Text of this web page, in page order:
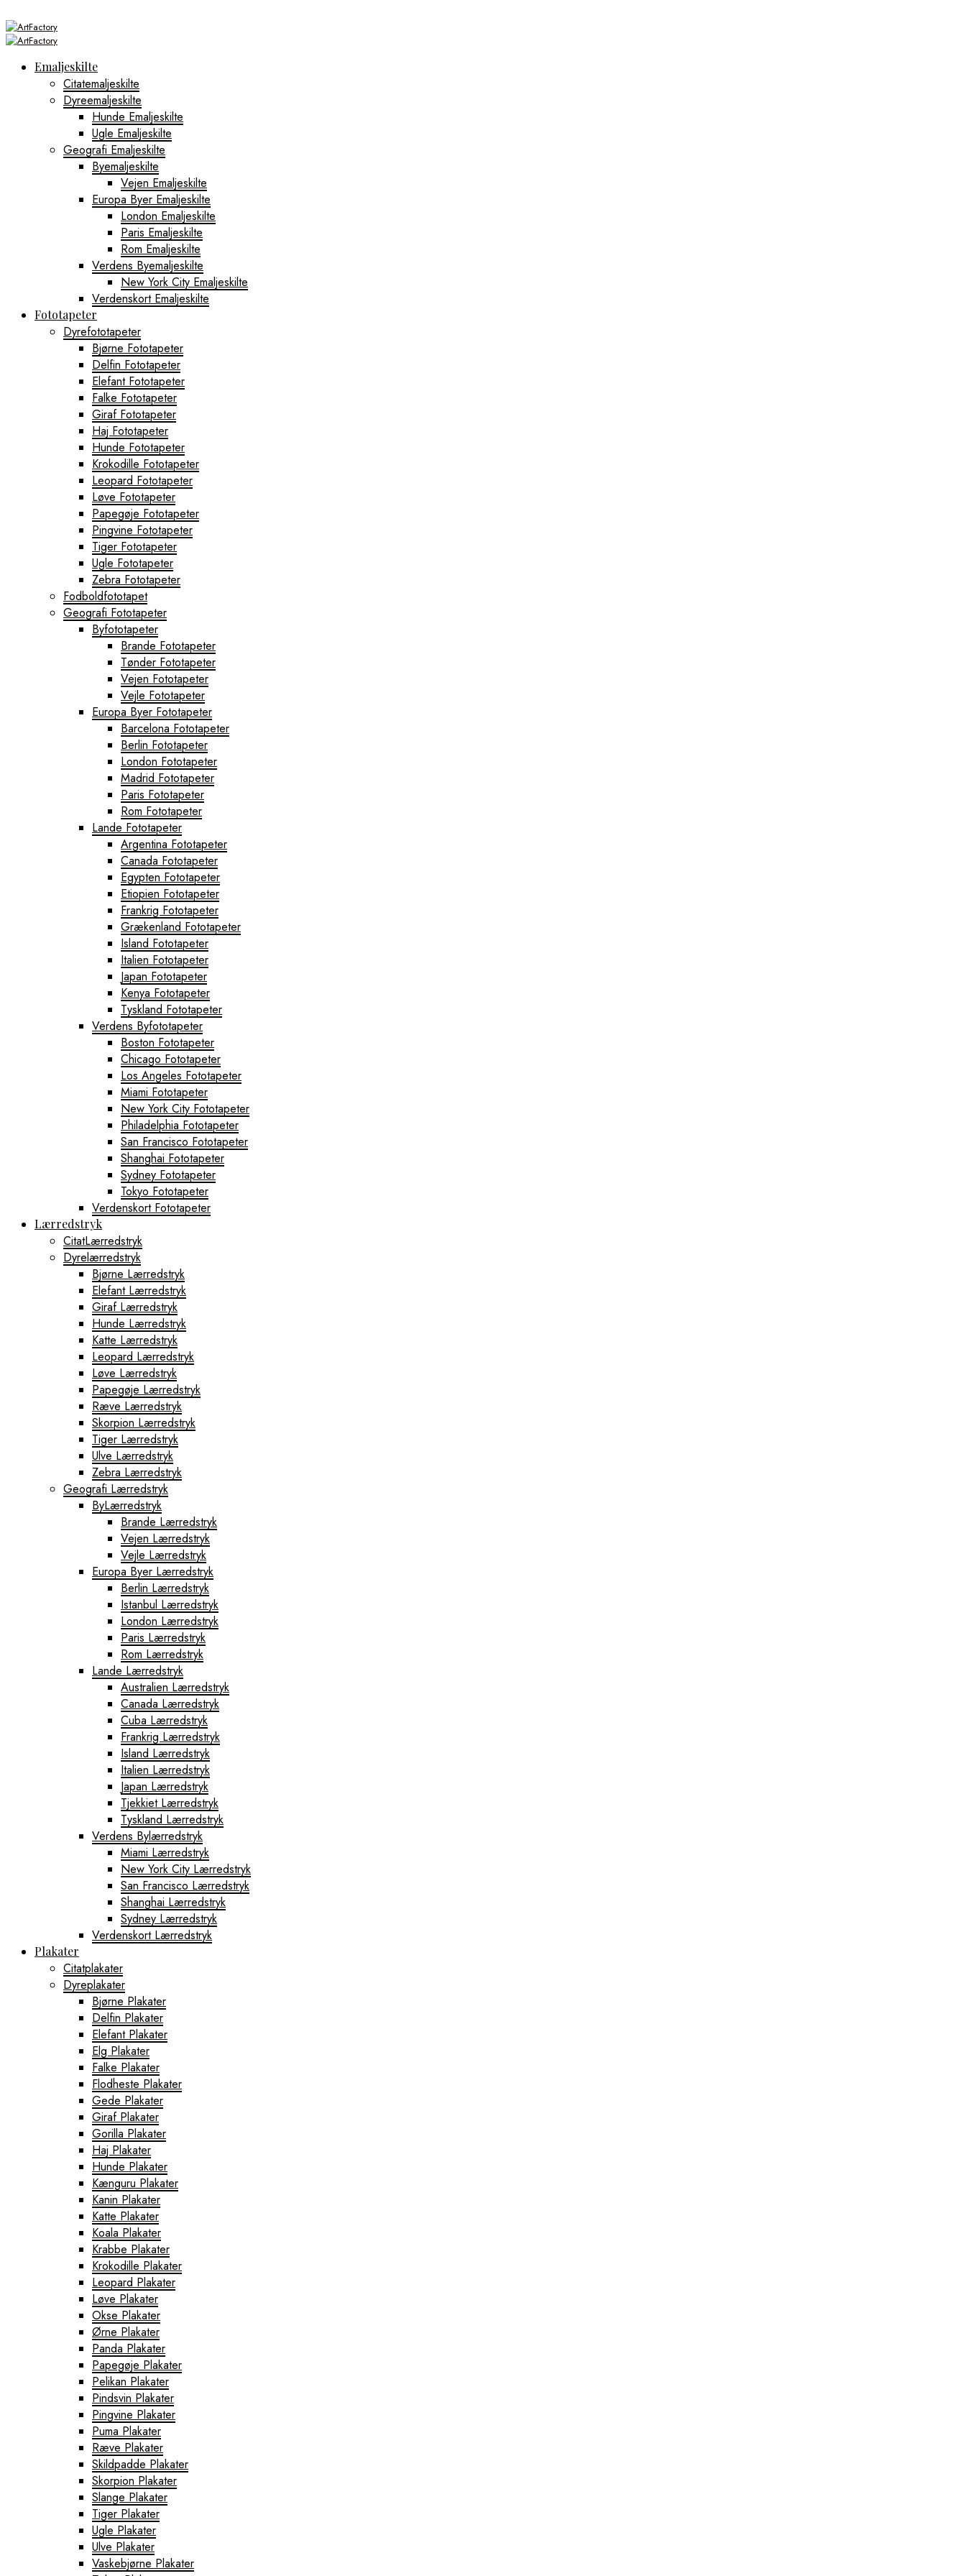
Emaljeskilte
Citatemaljeskilte
Dyreemaljeskilte
Hunde Emaljeskilte
Ugle Emaljeskilte
Geografi Emaljeskilte
Byemaljeskilte
Vejen Emaljeskilte
Europa Byer Emaljeskilte
London Emaljeskilte
Paris Emaljeskilte
Rom Emaljeskilte
Verdens Byemaljeskilte
New York City Emaljeskilte
Verdenskort Emaljeskilte
Fototapeter
Dyrefototapeter
Bjørne Fototapeter
Delfin Fototapeter
Elefant Fototapeter
Falke Fototapeter
Giraf Fototapeter
Haj Fototapeter
Hunde Fototapeter
Krokodille Fototapeter
Leopard Fototapeter
Løve Fototapeter
Papegøje Fototapeter
Pingvine Fototapeter
Tiger Fototapeter
Ugle Fototapeter
Zebra Fototapeter
Fodboldfototapet
Geografi Fototapeter
Byfototapeter
Brande Fototapeter
Tønder Fototapeter
Vejen Fototapeter
Vejle Fototapeter
Europa Byer Fototapeter
Barcelona Fototapeter
Berlin Fototapeter
London Fototapeter
Madrid Fototapeter
Paris Fototapeter
Rom Fototapeter
Lande Fototapeter
Argentina Fototapeter
Canada Fototapeter
Egypten Fototapeter
Etiopien Fototapeter
Frankrig Fototapeter
Grækenland Fototapeter
Island Fototapeter
Italien Fototapeter
Japan Fototapeter
Kenya Fototapeter
Tyskland Fototapeter
Verdens Byfototapeter
Boston Fototapeter
Chicago Fototapeter
Los Angeles Fototapeter
Miami Fototapeter
New York City Fototapeter
Philadelphia Fototapeter
San Francisco Fototapeter
Shanghai Fototapeter
Sydney Fototapeter
Tokyo Fototapeter
Verdenskort Fototapeter
Lærredstryk
CitatLærredstryk
Dyrelærredstryk
Bjørne Lærredstryk
Elefant Lærredstryk
Giraf Lærredstryk
Hunde Lærredstryk
Katte Lærredstryk
Leopard Lærredstryk
Løve Lærredstryk
Papegøje Lærredstryk
Ræve Lærredstryk
Skorpion Lærredstryk
Tiger Lærredstryk
Ulve Lærredstryk
Zebra Lærredstryk
Geografi Lærredstryk
ByLærredstryk
Brande Lærredstryk
Vejen Lærredstryk
Vejle Lærredstryk
Europa Byer Lærredstryk
Berlin Lærredstryk
Istanbul Lærredstryk
London Lærredstryk
Paris Lærredstryk
Rom Lærredstryk
Lande Lærredstryk
Australien Lærredstryk
Canada Lærredstryk
Cuba Lærredstryk
Frankrig Lærredstryk
Island Lærredstryk
Italien Lærredstryk
Japan Lærredstryk
Tjekkiet Lærredstryk
Tyskland Lærredstryk
Verdens Bylærredstryk
Miami Lærredstryk
New York City Lærredstryk
San Francisco Lærredstryk
Shanghai Lærredstryk
Sydney Lærredstryk
Verdenskort Lærredstryk
Plakater
Citatplakater
Dyreplakater
Bjørne Plakater
Delfin Plakater
Elefant Plakater
Elg Plakater
Falke Plakater
Flodheste Plakater
Gede Plakater
Giraf Plakater
Gorilla Plakater
Haj Plakater
Hunde Plakater
Kænguru Plakater
Kanin Plakater
Katte Plakater
Koala Plakater
Krabbe Plakater
Krokodille Plakater
Leopard Plakater
Løve Plakater
Okse Plakater
Ørne Plakater
Panda Plakater
Papegøje Plakater
Pelikan Plakater
Pindsvin Plakater
Pingvine Plakater
Puma Plakater
Ræve Plakater
Skildpadde Plakater
Skorpion Plakater
Slange Plakater
Tiger Plakater
Ugle Plakater
Ulve Plakater
Vaskebjørne Plakater